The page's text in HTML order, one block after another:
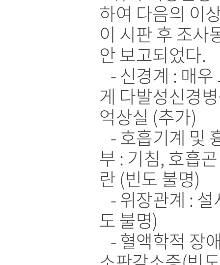
하여 다음의 이
이 시판 후 조사
안 보고되었다.
- 신경계 : 매우
게 다발성신경
억상실 (추가)
- 호흡기계 및
부 : 기침, 호흡곤
란 (빈도 불명)
- 위장관계 :
도 불명)
- 혈액학적 장